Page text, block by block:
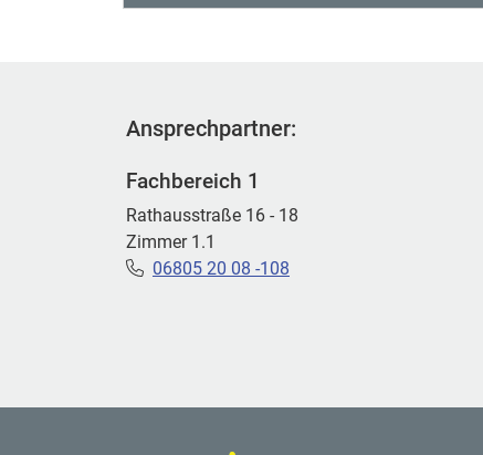
Ansprechpartner:
Fachbereich 1
Rathausstraße 16 - 18
Zimmer 1.1
06805 20 08 -108